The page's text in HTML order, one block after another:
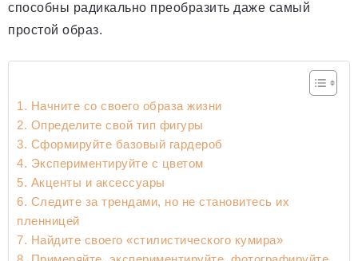
способны радикально преобразить даже самый
простой образ.
1. Начните со своего образа жизни
2. Определите свой тип фигуры
3. Сформируйте базовый гардероб
4. Экспериментируйте с цветом
5. Акценты и аксессуары
6. Следите за трендами, но не становитесь их
пленницей
7. Найдите своего «стилистического кумира»